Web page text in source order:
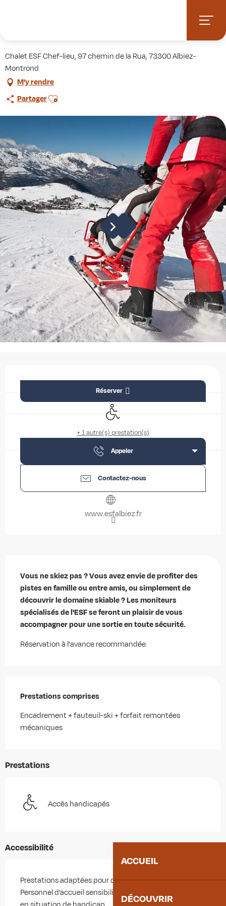
ACCUEIL
DÉCOUVRIR
Chalet ESF Chef-lieu, 97 chemin de la Rua, 73300 Albiez-
Montrond
M'y rendre
PartagerAjouter aux favoris
Réserver
Accès handicapés
+ 1 autre(s) prestation(s)
Appeler
Contactez-nous
www.esfalbiez.fr
Vous ne skiez pas ? Vous avez envie de profiter des
pistes en famille ou entre amis, ou simplement de
découvrir le domaine skiable ? Les moniteurs
spécialisés de l'ESF se feront un plaisir de vous
accompagner pour une sortie en toute sécurité.
Réservation à l'avance recommandée.
Prestations comprises
Prestations comprises
Encadrement + fauteuil-ski + forfait remontées
mécaniques
Prestations
Accès handicapés
Accessibilité
Prestations adaptées pour déficience motrice
Personnel d’accueil sensibilisé à l’accueil des personnes